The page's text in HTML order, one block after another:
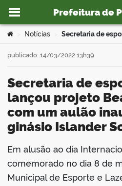
Ir para o conteúdo
Prefeitura de
portal
Você está aqui:
Notícias
Secretaria de esporte e lazer
lançou projeto
com um aulão
ginásio Islander
publicado: 14/03/2022 13h39
Em alusão ao dia
comemorado no dia 8 de
Municipal de Esporte e